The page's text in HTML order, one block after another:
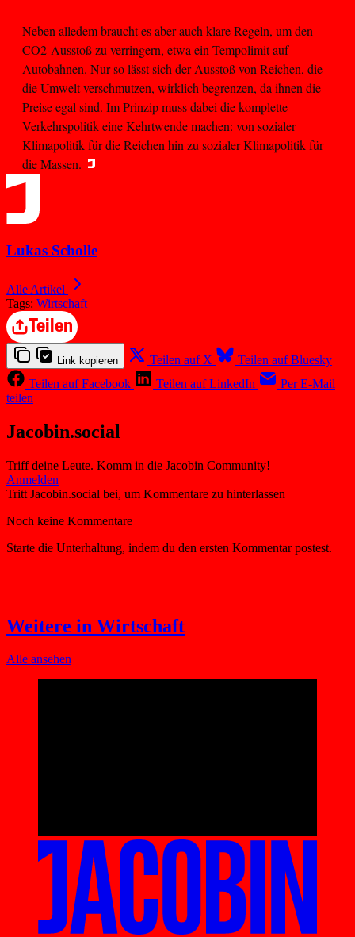
Neben alledem braucht es aber auch klare Regeln, um den
CO2-Ausstoß zu verringern, etwa ein Tempolimit auf
Autobahnen. Nur so lässt sich der Ausstoß von Reichen, die
die Umwelt verschmutzen, wirklich begrenzen, da ihnen die
Preise egal sind. Im Prinzip muss dabei die komplette
Verkehrspolitik eine Kehrtwende machen: von sozialer
Klimapolitik für die Reichen hin zu sozialer Klimapolitik für
die Massen.
Lukas Scholle
Alle Artikel
Tags: Wirtschaft
Teilen
Link kopieren Teilen auf X
Teilen auf Bluesky
Teilen auf Facebook
Teilen auf LinkedIn
Per E-Mail
teilen
Jacobin.social
Triff deine Leute. Komm in die Jacobin Community!
Weitere in Wirtschaft
Alle ansehen